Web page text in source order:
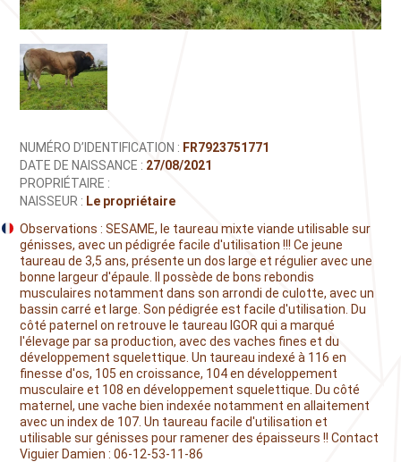
NUMÉRO D’IDENTIFICATION : FR7923751771
DATE DE NAISSANCE : 27/08/2021
PROPRIÉTAIRE :
NAISSEUR : Le propriétaire
Observations : SESAME, le taureau mixte viande utilisable sur
génisses, avec un pédigrée facile d'utilisation !!! Ce jeune
taureau de 3,5 ans, présente un dos large et régulier avec une
bonne largeur d'épaule. Il possède de bons rebondis
musculaires notamment dans son arrondi de culotte, avec un
bassin carré et large. Son pédigrée est facile d'utilisation. Du
côté paternel on retrouve le taureau IGOR qui a marqué
l'élevage par sa production, avec des vaches fines et du
développement squelettique. Un taureau indexé à 116 en
finesse d'os, 105 en croissance, 104 en développement
musculaire et 108 en développement squelettique. Du côté
maternel, une vache bien indexée notamment en allaitement
avec un index de 107. Un taureau facile d'utilisation et
utilisable sur génisses pour ramener des épaisseurs !! Contact
Viguier Damien : 06-12-53-11-86